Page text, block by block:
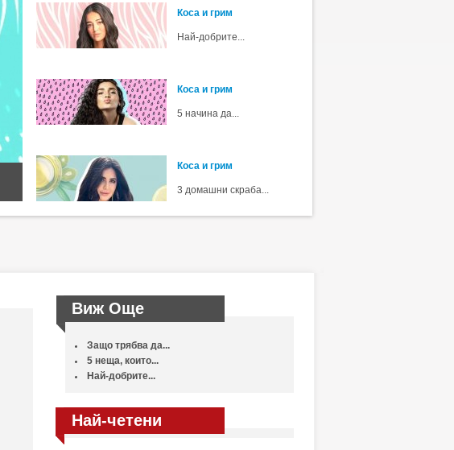
Коса и грим
Най-добрите...
Коса и грим
5 начина да...
Коса и грим
3 домашни скраба...
Виж Още
Защо трябва да...
5 неща, които...
Най-добрите...
Най-четени